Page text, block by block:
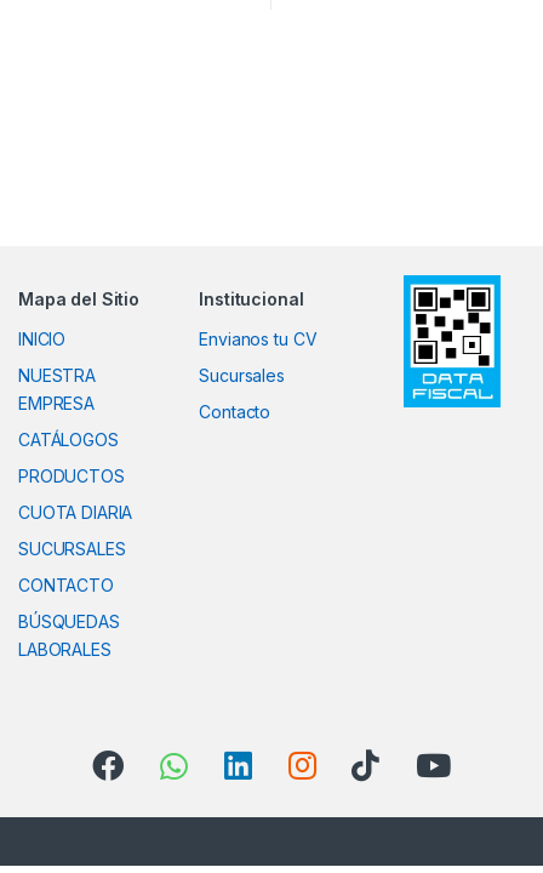
Mapa del Sitio
INICIO
NUESTRA
EMPRESA
CATÁLOGOS
PRODUCTOS
CUOTA DIARIA
SUCURSALES
CONTACTO
BÚSQUEDAS
LABORALES
Institucional
Envianos tu CV
Sucursales
Contacto